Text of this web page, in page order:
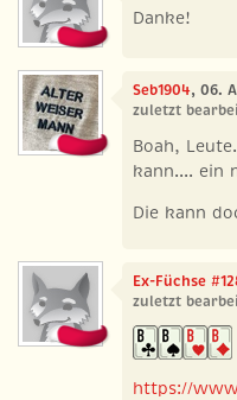
Danke!
Seb1904, 06.
zuletzt
Boah,
kann.... ein
Die kann
Ex-Füchse
zuletzt
https://